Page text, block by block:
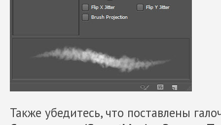
Также убедитесь, что поставлены